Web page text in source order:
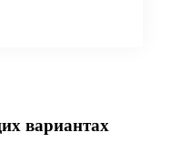
вариантах